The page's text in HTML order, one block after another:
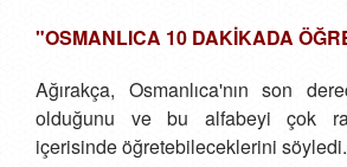
"OSMANLICA 10 DAKİKADA
Ağırakça, Osmanlıca'nın son
olduğunu ve bu alfabeyi çok
içerisinde öğretebileceklerini söyledi.